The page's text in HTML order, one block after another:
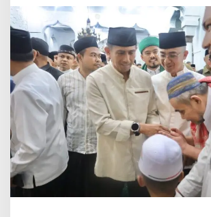
e
S
a
l
a
t
I
d
u
l
A
a